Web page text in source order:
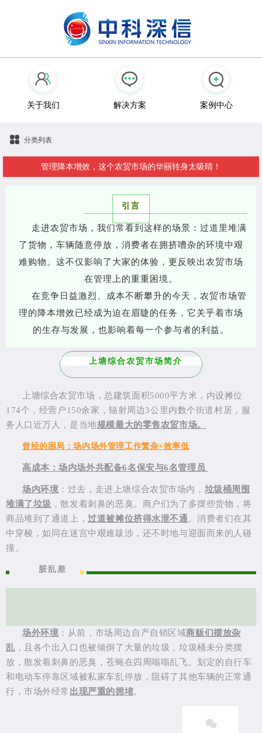
关于我们 解决方案 案例中心
分类列表
管理降本增效，这个农贸市场的华丽转身太吸睛！
引言
走进农贸市场，我们常看到这样的场景：过道里堆满
了货物，车辆随意停放，消费者在拥挤嘈杂的环境中艰
难购物。 这不仅影响了大家的体验，更反映出农贸市场
在管理上的重重困境。
在竞争日益激烈、成本不断攀升的今天，农贸市场管
理的降本增效已经成为迫在眉睫的任务，它关乎着市场
的生存与发展，也影响着每一个参与者的利益。
上塘综合农贸市场简介
上塘综合农贸市场，总建筑面积5000平方米，内设摊位
174个，经营户150余家，辐射周边3公里内数个街道村居，服
务人口近万人，是当地规模最大的零售农贸市场。
曾经的困局：场内场外管理工作繁杂+效率低
高成本：场内场外共配备6名保安与6名管理员
场内环境 ： 过去，走进上塘综合农贸市场内， 垃圾桶周围
堆满了垃圾 ，散发着刺鼻的恶臭。商户们为了多摆些货物，将
商品堆到了通道上，过道被摊位挤得水泄不通 。消费者们在其
中穿梭，如同在迷宫中艰难跋涉，还不时地与迎面而来的人碰
撞。
脏乱差
场外环境 ：从前，市场周边自产自销区域商贩们摆放杂
乱 ，且各个出入口也被倾倒了大量的垃圾，垃圾桶未分类摆
放，散发着刺鼻的恶臭，苍蝇在四周嗡嗡乱飞。划定的自行车
和电动车停靠区域被私家车乱停放，阻碍了其他车辆的正常通
行，市场外经常 出现严重的拥堵。